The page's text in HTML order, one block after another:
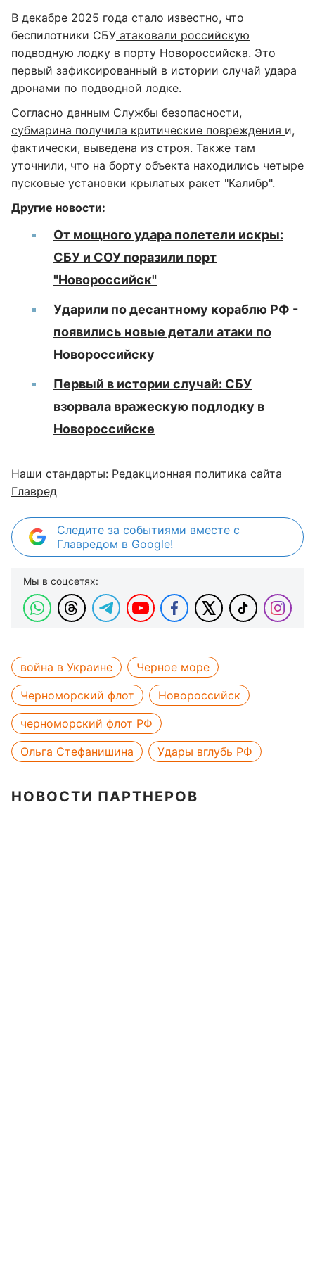
В декабре 2025 года стало известно, что
беспилотники СБУ атаковали российскую
подводную лодку в порту Новороссийска. Это
первый зафиксированный в истории случай удара
дронами по подводной лодке.
Согласно данным Службы безопасности,
субмарина получила критические повреждения и,
фактически, выведена из строя. Также там
уточнили, что на борту объекта находились четыре
пусковые установки крылатых ракет "Калибр".
Другие новости:
От мощного удара полетели искры:
СБУ и СОУ поразили порт
"Новороссийск"
Ударили по десантному кораблю РФ -
появились новые детали атаки по
Новороссийску
Первый в истории случай: СБУ
взорвала вражескую подлодку в
Новороссийске
Наши стандарты: Редакционная политика сайта
Главред
Следите за событиями вместе с
Главредом в Google!
Мы в соцсетях:
война в Украине
Черное море
Черноморский флот
Новороссийск
черноморский флот РФ
Ольга Стефанишина
Удары вглубь РФ
НОВОСТИ ПАРТНЕРОВ